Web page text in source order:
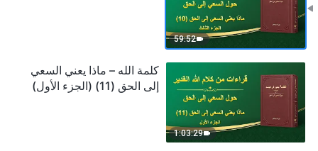
59:52
1:03:29
كلمة الله – ماذا يعني السعي
إلى الحق (11) (الجزء الأول)